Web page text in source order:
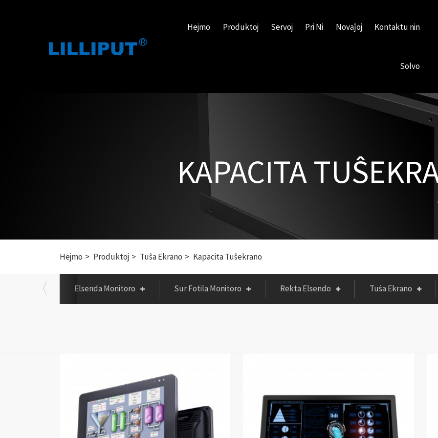
Hejmo Produktoj Servoj Pri Ni Novaĵoj Kontaktu nin
Solvo
KAPACITA
Hejmo Produktoj Tuŝa Ekrano Kapacita Tuŝekrano
Elsenda Monitoro Sur Fotila Monitoro Rekta Elsendo Tuŝa Ekrano